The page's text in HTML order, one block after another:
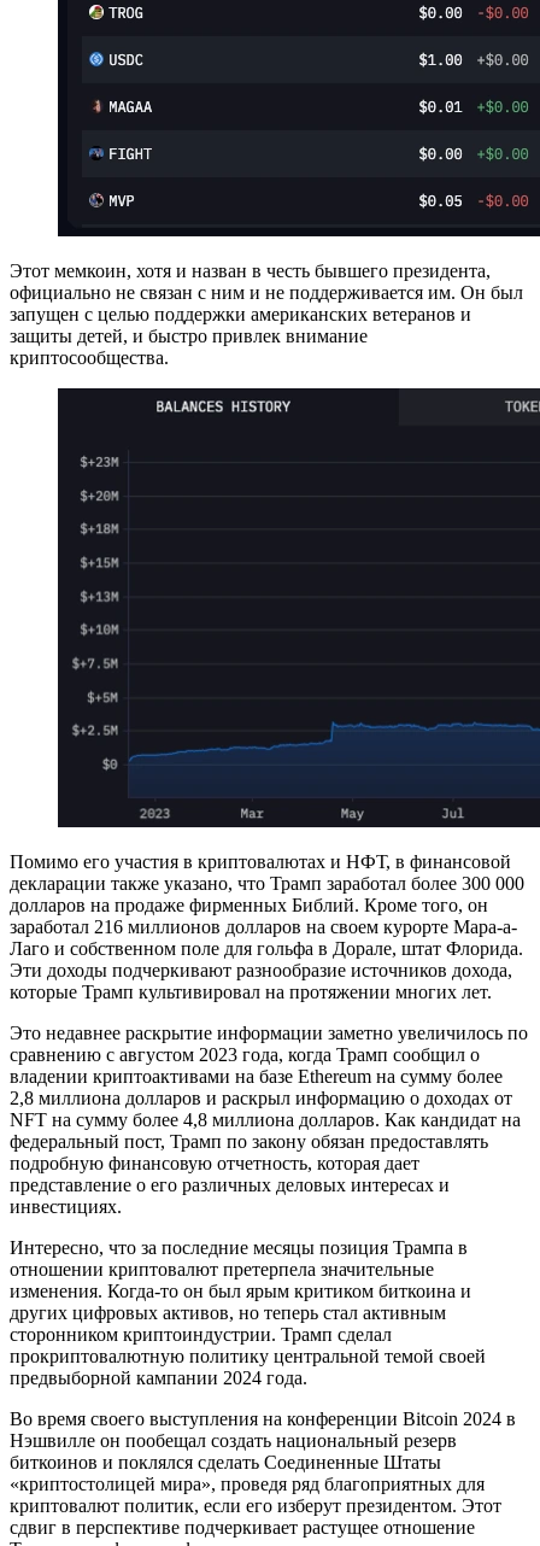
Этот мемкоин, хотя и назван в честь бывшего президента,
официально не связан с ним и не поддерживается им. Он был
запущен с целью поддержки американских ветеранов и
защиты детей, и быстро привлек внимание
криптосообщества.
Помимо его участия в криптовалютах и НФТ, в финансовой
декларации также указано, что Трамп заработал более 300 000
долларов на продаже фирменных Библий. Кроме того, он
заработал 216 миллионов долларов на своем курорте Мара-а-
Лаго и собственном поле для гольфа в Дорале, штат Флорида.
Эти доходы подчеркивают разнообразие источников дохода,
которые Трамп культивировал на протяжении многих лет.
Это недавнее раскрытие информации заметно увеличилось по
сравнению с августом 2023 года, когда Трамп сообщил о
владении криптоактивами на базе Ethereum на сумму более
2,8 миллиона долларов и раскрыл информацию о доходах от
NFT на сумму более 4,8 миллиона долларов. Как кандидат на
федеральный пост, Трамп по закону обязан предоставлять
подробную финансовую отчетность, которая дает
представление о его различных деловых интересах и
инвестициях.
Интересно, что за последние месяцы позиция Трампа в
отношении криптовалют претерпела значительные
изменения. Когда-то он был ярым критиком биткоина и
других цифровых активов, но теперь стал активным
сторонником криптоиндустрии. Трамп сделал
прокриптовалютную политику центральной темой своей
предвыборной кампании 2024 года.
Во время своего выступления на конференции Bitcoin 2024 в
Нэшвилле он пообещал создать национальный резерв
биткоинов и поклялся сделать Соединенные Штаты
«криптостолицей мира», проведя ряд благоприятных для
криптовалют политик, если его изберут президентом. Этот
сдвиг в перспективе подчеркивает растущее отношение